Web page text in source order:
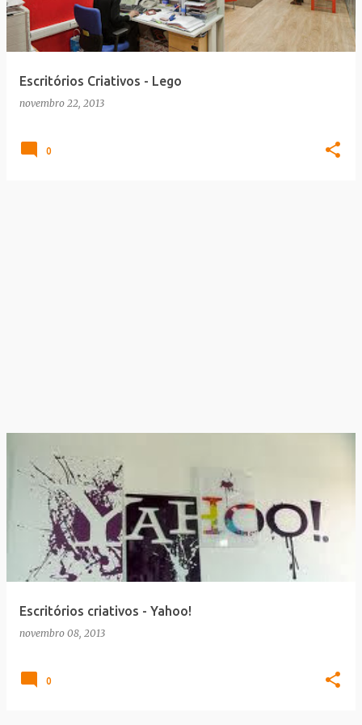
a
Escritórios Criativos - Lego
novembro 22, 2013
0
Escritórios criativos - Yahoo!
novembro 08, 2013
0